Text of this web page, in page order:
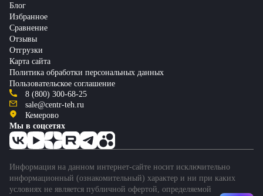
Блог
Избранное
Сравнение
Отзывы
Отгрузки
Карта сайта
Политика обработки персональных данных
Пользовательское соглашение
8 (800) 300-68-25
sale@centr-teh.ru
Кемерово
Мы в соцсетях
Информация на данном интернет-сайте носит исключительно
информационный (ознакомительный) характер и ни при каких
условиях не является публичной офертой, определяемой